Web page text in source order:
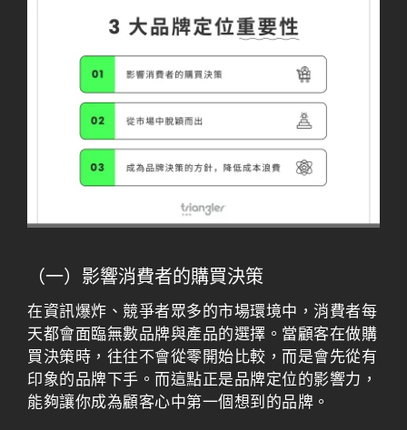
（一）影響消費者的購買決策
在資訊爆炸、競爭者眾多的市場環境中，消費者每
天都會面臨無數品牌與產品的選擇。當顧客在做購
買決策時，往往不會從零開始比較，而是會先從有
印象的品牌下手。而這點正是品牌定位的影響力，
能夠讓你成為顧客心中第一個想到的品牌。